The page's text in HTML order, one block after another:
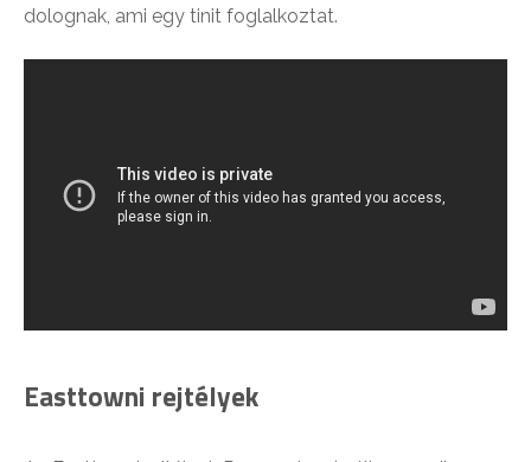
dolognak, ami egy tinit foglalkoztat.
Easttowni rejtélyek